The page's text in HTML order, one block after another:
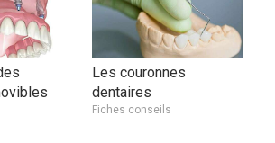
Les couronnes
dentaires
Fiches conseils